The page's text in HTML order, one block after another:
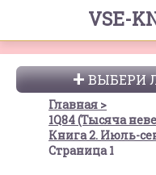
VSE-
ВЫБЕРИ
Главная
1Q84 (Тысяча
Книга 2. Июль-
Страница 1